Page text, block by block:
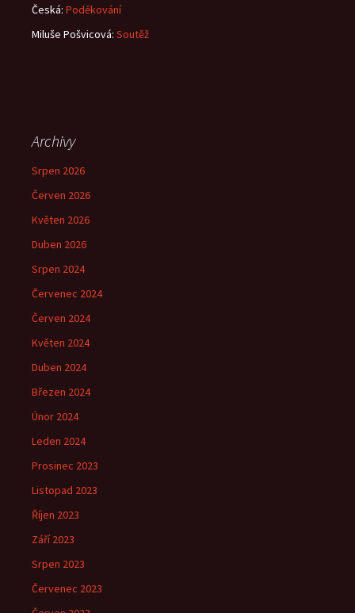
Česká: Poděkování
Miluše Pošvicová: Soutěž
Archivy
Srpen 2026
Červen 2026
Květen 2026
Duben 2026
Srpen 2024
Červenec 2024
Červen 2024
Květen 2024
Duben 2024
Březen 2024
Únor 2024
Leden 2024
Prosinec 2023
Listopad 2023
Říjen 2023
Září 2023
Srpen 2023
Červenec 2023